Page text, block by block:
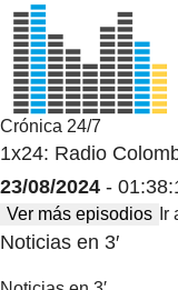
Crónica 24/7
1x24: Radio
23/08/2024 -
Ver más episodios Ir
Noticias en 3′